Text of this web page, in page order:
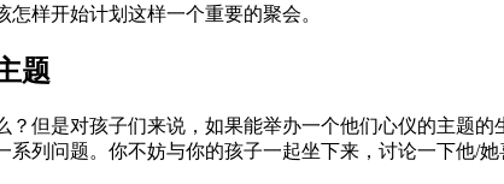
样开始计划这样一个重要的聚会。
题
但是对孩子们来说，如果能举办一个他们心仪的主题
列问题。你不妨与你的孩子一起坐下来，讨论一下他/